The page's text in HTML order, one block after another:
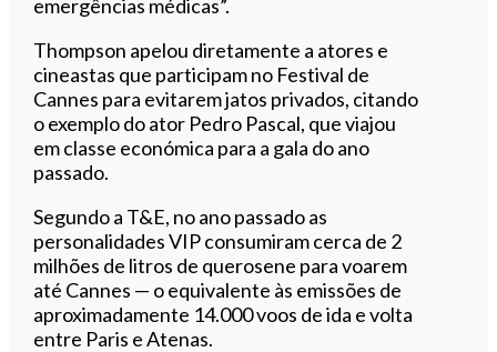
emergências médicas”.
Thompson apelou diretamente a atores e
cineastas que participam no Festival de
Cannes para evitarem jatos privados, citando
o exemplo do ator Pedro Pascal, que viajou
em classe económica para a gala do ano
passado.
Segundo a T&E, no ano passado as
personalidades VIP consumiram cerca de 2
milhões de litros de querosene para voarem
até Cannes — o equivalente às emissões de
aproximadamente 14.000 voos de ida e volta
entre Paris e Atenas.